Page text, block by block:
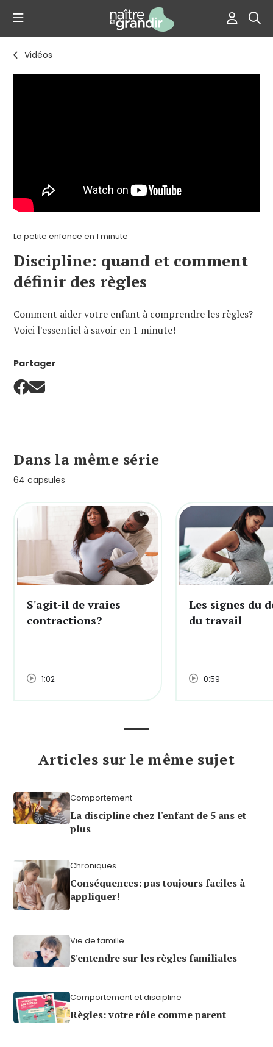
Vidéos
La petite enfance en 1 minute
Discipline: quand et comment
définir des règles
Comment aider votre enfant à comprendre les règles?
Voici l'essentiel à savoir en 1 minute!
Partager
Dans la même série
64 capsules
S'agit-il de vraies
contractions?
1:02
Les signes du
du travail
0:59
Articles sur le même sujet
Comportement
La discipline chez l'enfant de 5 ans et
plus
Chroniques
Conséquences: pas toujours faciles à
appliquer!
Vie de famille
S'entendre sur les règles familiales
Comportement et discipline
Règles: votre rôle comme parent